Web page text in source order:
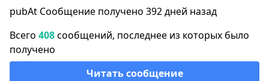
pubAt Сообщение получено 392 дней назад
Всего 408сообщений, последнее из которых было
получено
Читать сообщение